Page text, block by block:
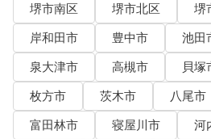
堺市南区
堺市北区
堺
岸和田市
豊中市 池田
泉大津市
高槻市 貝塚
枚方市
茨木市 八尾市
富田林市
寝屋川市 河